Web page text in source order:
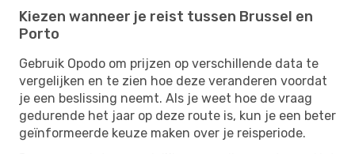
Kiezen wanneer je reist tussen Brussel en
Porto
Gebruik Opodo om prijzen op verschillende data te
vergelijken en te zien hoe deze veranderen voordat
je een beslissing neemt. Als je weet hoe de vraag
gedurende het jaar op deze route is, kun je een beter
geïnformeerde keuze maken over je reisperiode.